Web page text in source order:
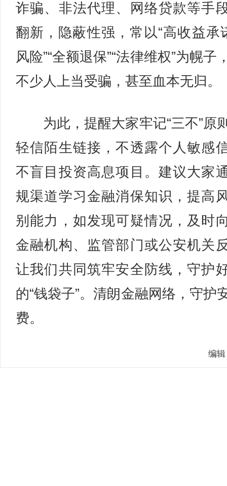
诈骗、非法代理、网络贷款等手
翻新，隐蔽性强，常以“高收益承
风险”“全额退保”“法律维权”为幌子
不少人上当受骗，甚至血本无归。
为此，提醒大家牢记“三不”原
轻信陌生链接，不透露个人敏感
不盲目投资高息项目。建议大家
规渠道学习金融消保知识，提高
别能力，如发现可疑情况，及时
金融机构、监管部门或公安机关
让我们共同筑牢安全防线，守护
的“钱袋子”。清朗金融网络，守护
费。
编